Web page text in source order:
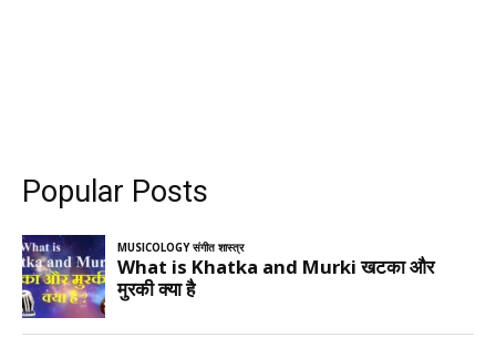
Popular Posts